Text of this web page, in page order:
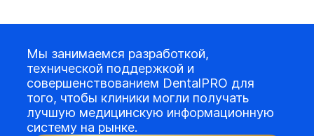
Мы занимаемся разработкой,
технической поддержкой и
совершенствованием DentalPRO для
того, чтобы клиники могли получать
лучшую медицинскую информационную
систему на рынке.